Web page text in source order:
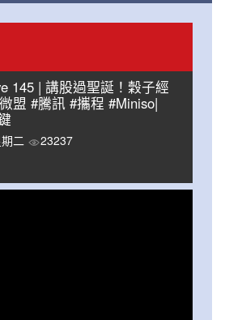
145 | 講股過聖誕！穀子經
盟 #騰訊 #攜程 #Miniso|
二 23237